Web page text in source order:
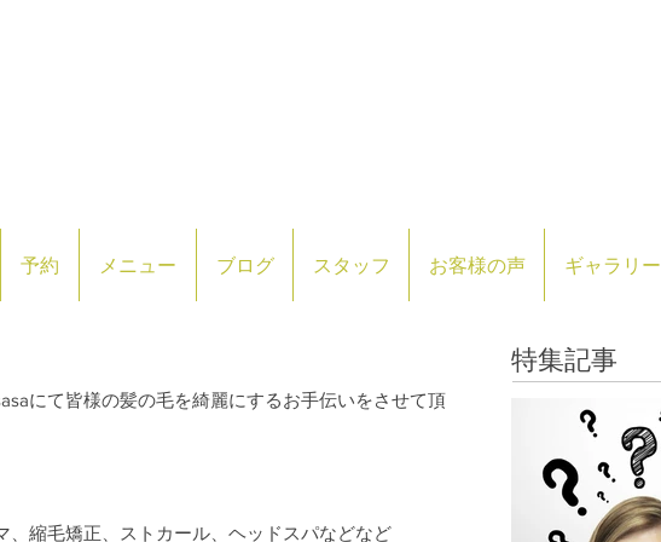
予約 メニュー ブログ スタッフ お客様の声 ギャラリー
にて皆様の髪の毛を綺麗にするお手伝いをさせて頂
、縮毛矯正、ストカール、ヘッドスパなどなど
特集記事